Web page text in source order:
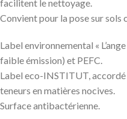
facilitent le nettoyage.
Convient pour la pose sur sols
Label environnemental «
faible émission) et PEFC.
Label eco-INSTITUT,
teneurs en matières nocives.
Surface antibactérienne.